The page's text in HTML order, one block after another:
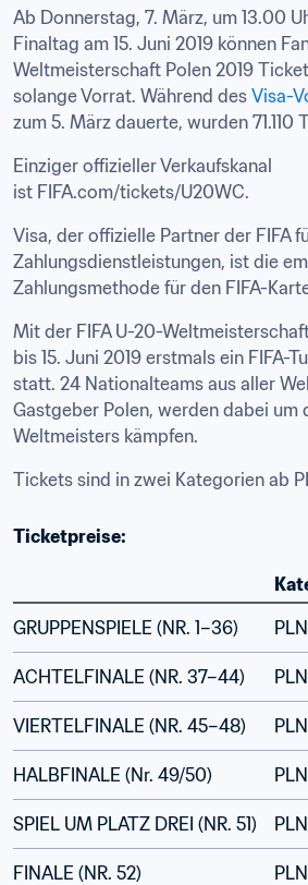
Ab Donnerstag, 7. März, um 13.00
Finaltag am 15. Juni 2019 können
Weltmeisterschaft Polen 2019
solange Vorrat. Während des Visa-
zum 5. März dauerte, wurden 71.110
Einziger offizieller Verkaufskanal
ist FIFA.com/tickets/U20WC.
Visa, der offizielle Partner der FIFA
Zahlungsdienstleistungen, ist die
Zahlungsmethode für den FIFA-
Mit der FIFA U-20-
bis 15. Juni 2019 erstmals ein FIFA-
statt. 24 Nationalteams aus aller
Gastgeber Polen, werden dabei um
Weltmeisters kämpfen.
Tickets sind in zwei Kategorien ab
Ticketpreise:
GRUPPENSPIELE (NR. 1–36)
ACHTELFINALE (NR. 37–44)
VIERTELFINALE (NR. 45–48)
HALBFINALE (Nr. 49/50)
SPIEL UM PLATZ DREI (NR. 51)
FINALE (NR. 52)